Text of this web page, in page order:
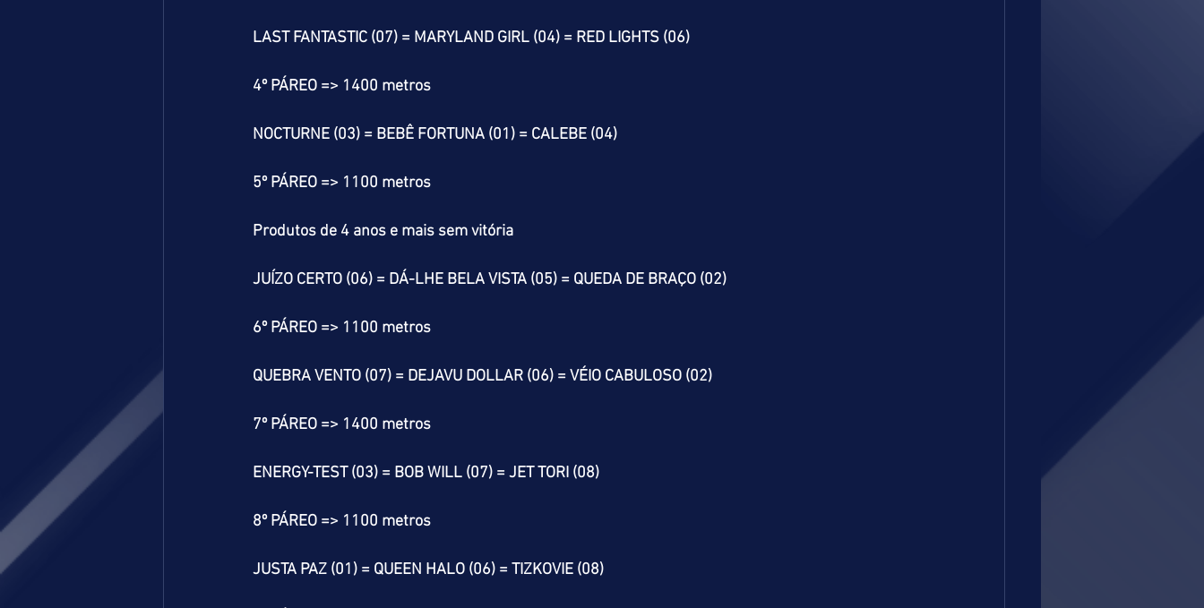
LAST FANTASTIC (07) = MARYLAND GIRL (04) = RED LIGHTS (06)
4º PÁREO => 1400 metros
NOCTURNE (03) = BEBÊ FORTUNA (01) = CALEBE (04)
5º PÁREO => 1100 metros
Produtos de 4 anos e mais sem vitória
JUÍZO CERTO (06) = DÁ-LHE BELA VISTA (05) = QUEDA DE BRAÇO (02)
6º PÁREO => 1100 metros
QUEBRA VENTO (07) = DEJAVU DOLLAR (06) = VÉIO CABULOSO (02)
7º PÁREO => 1400 metros
ENERGY-TEST (03) = BOB WILL (07) = JET TORI (08)
8º PÁREO => 1100 metros
JUSTA PAZ (01) = QUEEN HALO (06) = TIZKOVIE (08)